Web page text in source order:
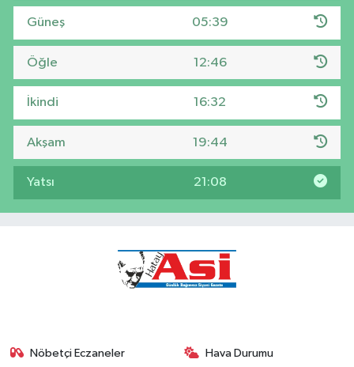
Güneş 05:39
Öğle 12:46
İkindi 16:32
Akşam 19:44
Yatsı 21:08
Nöbetçi Eczaneler Hava Durumu